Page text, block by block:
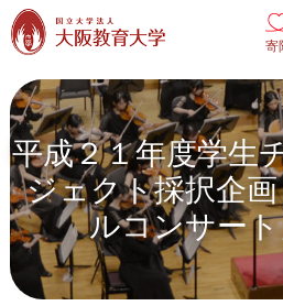
本文へ
寄
平成２１年度学生
ジェクト採択企
ルコンサー